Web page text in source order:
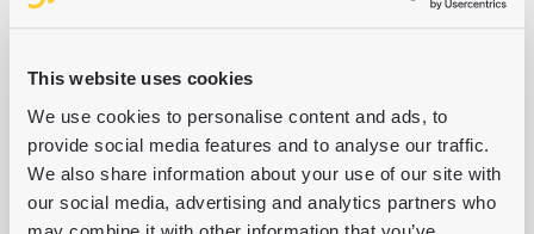
This website uses cookies
We use cookies to personalise content and ads, to
provide social media features and to analyse our traffic.
We also share information about your use of our site with
our social media, advertising and analytics partners who
Anmeldungsrichtlinien behalten und gleichzeitig das
Integration mit Microsoft Entra ID wird das Onboarding
und Offboarding von Anwendern vereinfacht, da der
Zugang direkt über Ihre bestehenden
Identitätsmanagement-Tools verwaltet werden kann.